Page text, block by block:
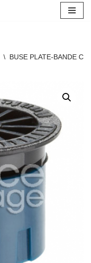
\ BUSE PLATE-BANDE